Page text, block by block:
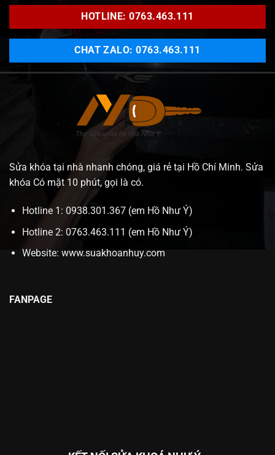
HOTLINE: 0763.463.111
CHAT ZALO: 0763.463.111
Sửa khóa tại nhà nhanh chóng, giá rẻ tại Hồ Chí Minh. Sửa
khóa Có mặt 10 phút, gọi là có.
Hotline 1: 0938.301.367 (em Hồ Như Ý)
Hotline 2: 0763.463.111 (em Hồ Như Ý)
Website: www.suakhoanhuy.com
FANPAGE